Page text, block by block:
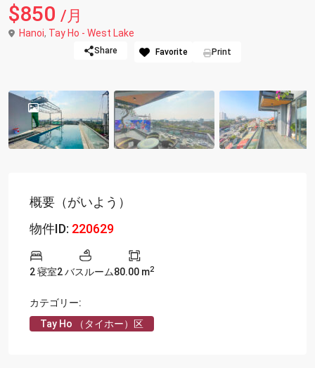
$850 /月
Hanoi, Tay Ho - West Lake
Share Favorite Print
概要（がいよう）
物件ID: 220629
2 寝室2 バスルーム80.00 m2
カテゴリー:
Tay Ho （タイホー）区